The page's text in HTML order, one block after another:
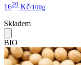
1620 Kč/100g
Skladem
BIO